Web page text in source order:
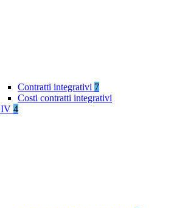
Contratti integrativi 7
Costi contratti integrativi
4